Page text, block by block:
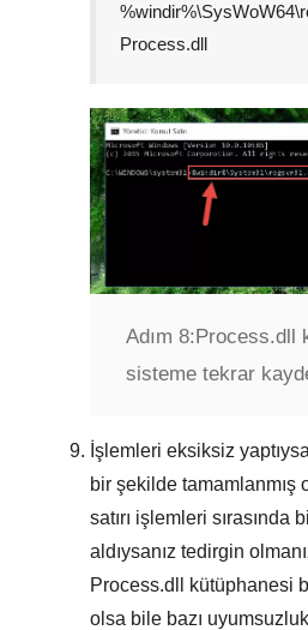
Process.dll
Adım 8:Process.dll
sisteme tekrar
İşlemleri eksiksiz
bir şekilde tamamlanmış
satırı işlemleri sırasında
aldıysanız tedirgin
Process.dll kütüphanesi
olsa bile bazı